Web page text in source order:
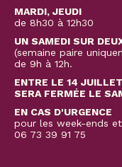
MARDI, JEUDI
de 8h30 à 12h30
UN SAMEDI SUR
(semaine paire
de 9h à 12h.
ENTRE LE 14
SERA FERMÉE LE
EN CAS D'URGENCE
pour les week-ends
06 73 39 91 75